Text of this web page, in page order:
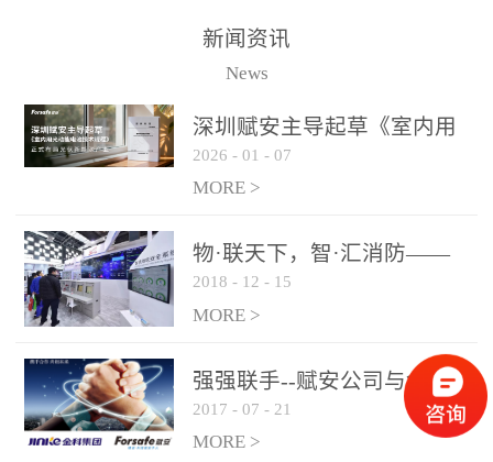
火灾隐患多。一旦发生火
传统的火灾关测器无法被
及时缺发，不能及早发现
和有效扑救火火，这不仅
力和闲难，同时也将造成
巨大的经济损失和社会影
响，基至还会造成人员伤
亡。图像型火灾探测器正
是针对这种高大空间建筑
物的消防设施、设备通过
现场图像的实时获取、预
处理和特征提取分析，实
警领域三十多年技术积累
和工程实践的结晶。
新闻资讯
News
深圳赋安主导起草《室内用
光动能电池技术规程》 正式
布局光伏新能源产业
2026 - 01 - 07
MORE >
物·联天下，智·汇消防——
赋安F&S 2018上海消防展圆
满落幕
2018 - 12 - 15
MORE >
强强联手--赋安公司与金科
集团达成战略合作协议
2017 - 07 - 21
MORE >